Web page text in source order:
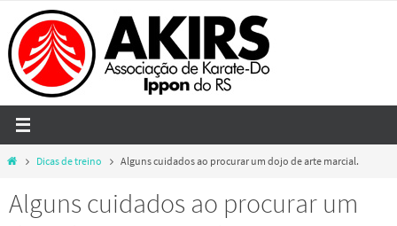
to
content
HomeDicas de treino Alguns cuidados ao procurar um dojo de arte marcial.
Alguns cuidados ao procurar um